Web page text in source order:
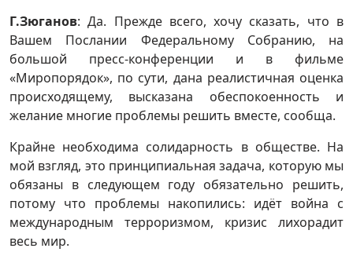
Г.Зюганов: Да. Прежде всего, хочу сказать, что в
Вашем Послании Федеральному Собранию, на
большой пресс-конференции и в фильме
«Миропорядок», по сути, дана реалистичная оценка
происходящему, высказана обеспокоенность и
желание многие проблемы решить вместе, сообща.
Крайне необходима солидарность в обществе. На
мой взгляд, это принципиальная задача, которую мы
обязаны в следующем году обязательно решить,
потому что проблемы накопились: идёт война с
международным терроризмом, кризис лихорадит
весь мир.